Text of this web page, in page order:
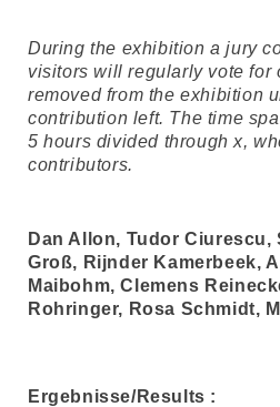
During the exhibition a jury
visitors will regularly vote for
removed from the exhibition
contribution left. The time
5 hours divided through x,
contributors.
Dan Allon, Tudor Ciurescu,
Groß, Rijnder Kamerbeek,
Maibohm,Clemens
Rohringer, Rosa Schmidt,
Ergebnisse/Results :